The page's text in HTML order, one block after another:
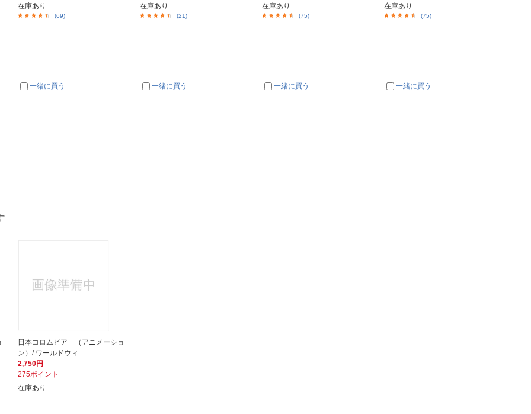
在庫あり
(69)
一緒に買う
在庫あり
(21)
一緒に買う
在庫あり
(75)
一緒に買う
在庫あり
(75)
一緒に買う
日本コロムビア （アニメーショ
ン）/ ワールドウィ...
2,750円
275ポイント
在庫あり